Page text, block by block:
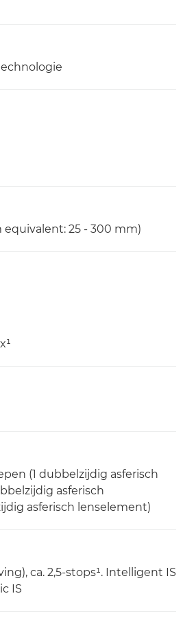
equivalent: 25 - 300 mm)
(1 dubbelzijdig asferisch
asferisch
asferisch lenselement)
ca. 2,5-stops¹. Intelligent IS
IS